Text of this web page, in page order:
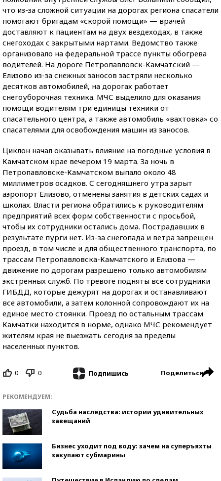
что из-за сложной ситуации на дорогах региона спасатели
помогают бригадам «скорой помощи» — врачей
доставляют к пациентам на двух вездеходах, в также
снегоходах с закрытыми нартами. Ведомство также
организовало на федеральной трассе пункты обогрева
водителей. На дороге Петропавловск-Камчатский —
Елизово из-за снежных заносов застряли несколько
десятков автомобилей, на дорогах работает
снегоуборочная техника. МЧС выделило для оказания
помощи водителям три единицы техники от
спасательного центра, а также автомобиль «вахтовка» со
спасателями для освобождения машин из заносов.
Циклон начал оказывать влияние на погодные условия в
Камчатском крае вечером 19 марта. За ночь в
Петропавловске-Камчатском выпало около 48
миллиметров осадков. С сегодняшнего утра зарыт
аэропорт Елизово, отменены занятия в детских садах и
школах. Власти региона обратились к руководителям
предприятий всех форм собственности с просьбой,
чтобы их сотрудники остались дома. Пострадавших в
результате пурги нет. Из-за снегопада и ветра запрещен
проезд, в том числе и для общественного транспорта, по
трассам Петропавловска-Камчатского и Елизова —
движение по дорогам разрешено только автомобилям
экстренных служб. По тревоге подняты все сотрудники
ГИБДД, которые дежурят на дорогах и останавливают
все автомобили, а затем колонной сопровождают их на
единое место стоянки. Проезд по остальным трассам
Камчатки находится в норме, однако МЧС рекомендует
жителям края не выезжать сегодня за пределы
населенных пунктов.
0 0 Подпишись Поделиться
РЕКОМЕНДУЕМ:
Судьба наследства: истории удивительных
завещаний
Бизнес уходит под воду: зачем на суперъяхты
закупают субмарины